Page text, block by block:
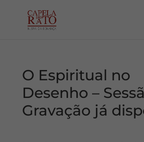
O Espiritual no
Desenho –
Gravação já